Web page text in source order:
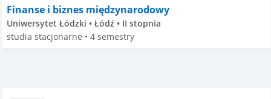
Finanse i biznes międzynarodowy
Uniwersytet Łódzki • Łódź • II stopnia
studia stacjonarne • 4 semestry